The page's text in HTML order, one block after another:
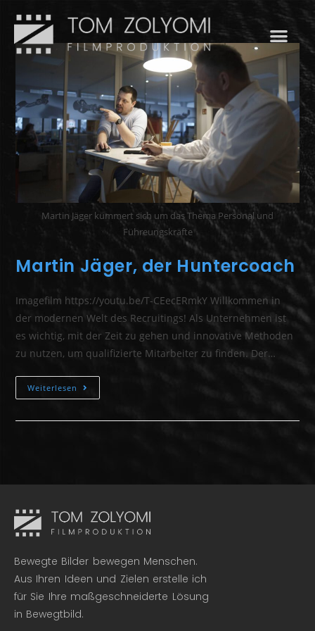
Martin Jäger kümmert sich um das Thema Personal und
Führeungskräfte
Martin Jäger, der Huntercoach
Imagefilm https://youtu.be/T-CEecERmkY Willkommen in
der modernen Welt des Recruitings! Als Unternehmen ist
es wichtig, mit der Zeit zu gehen und innovative Methoden
zu nutzen, um qualifizierte Mitarbeiter zu finden. Der…
Weiterlesen
Bewegte Bilder bewegen Menschen.
Aus Ihren Ideen und Zielen erstelle ich
für Sie Ihre maßgeschneiderte Lösung
in Bewegtbild.